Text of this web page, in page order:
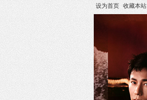
设为首页 收藏本站